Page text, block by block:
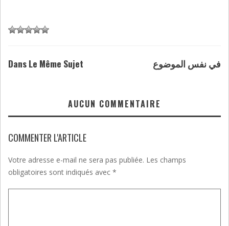
Dans Le Même Sujet في نفس الموضوع
AUCUN COMMENTAIRE
COMMENTER L'ARTICLE
Votre adresse e-mail ne sera pas publiée. Les champs
obligatoires sont indiqués avec *